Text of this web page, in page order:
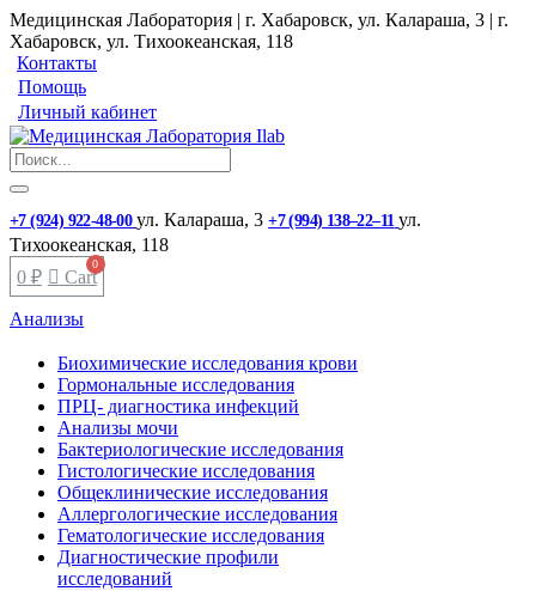
Медицинская Лаборатория | г. Хабаровск, ул. Калараша, 3 | г.
Хабаровск, ул. ​Тихоокеанская, 118
Контакты
Помощь
Личный кабинет
+7 (924) 922-48-00 ул. ​Калараша, 3 +7 (994) 138‒22‒11 ул. ​
Тихоокеанская, 118
0 ₽ Cart
Анализы
Биохимические исследования крови
Гормональные исследования
ПРЦ- диагностика инфекций
Анализы мочи
Бактериологические исследования
Гистологические исследования
Общеклинические исследования
Аллергологические исследования
Гематологические исследования
Диагностические профили
исследований